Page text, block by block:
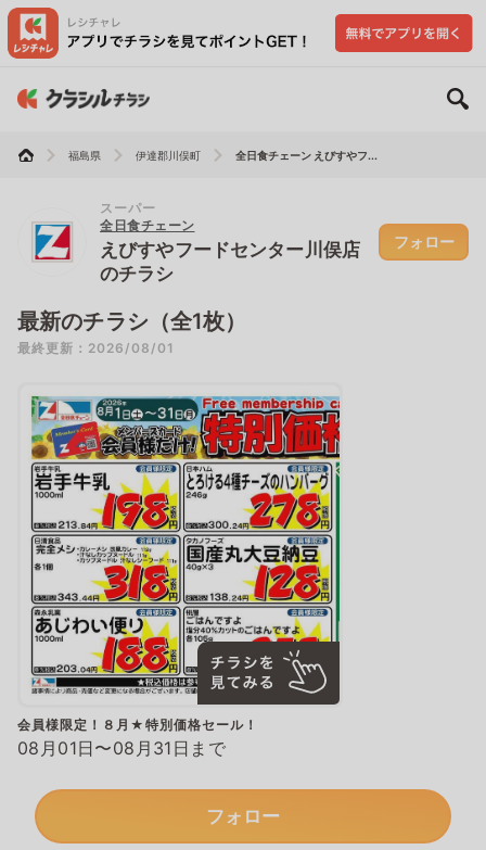
福島県 伊達郡川俣町 全日食チェーン えびすやフ...
スーパー
全日食チェーン
えびすやフードセンター川俣店
のチラシ
フォロー
最新のチラシ（全1枚）
最終更新：2026/08/01
会員様限定！８月★特別価格セール！
08月01日〜08月31日まで
フォロー